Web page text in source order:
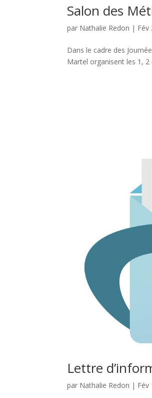
Salon des
par Nathalie Redon | Fév
Dans le cadre des
Martel organisent les 1, 2
Lettre
par Nathalie Redon | Fév